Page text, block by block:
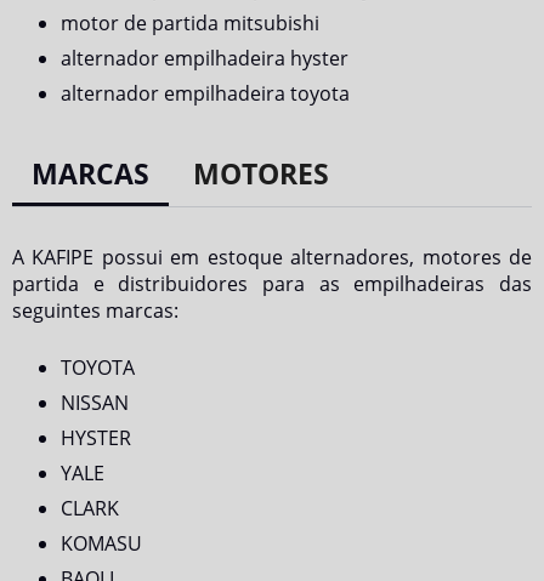
motor de partida mitsubishi
alternador empilhadeira hyster
alternador empilhadeira toyota
MARCAS MOTORES
A KAFIPE possui em estoque alternadores, motores de
partida e distribuidores para as empilhadeiras das
seguintes marcas:
TOYOTA
NISSAN
HYSTER
YALE
CLARK
KOMASU